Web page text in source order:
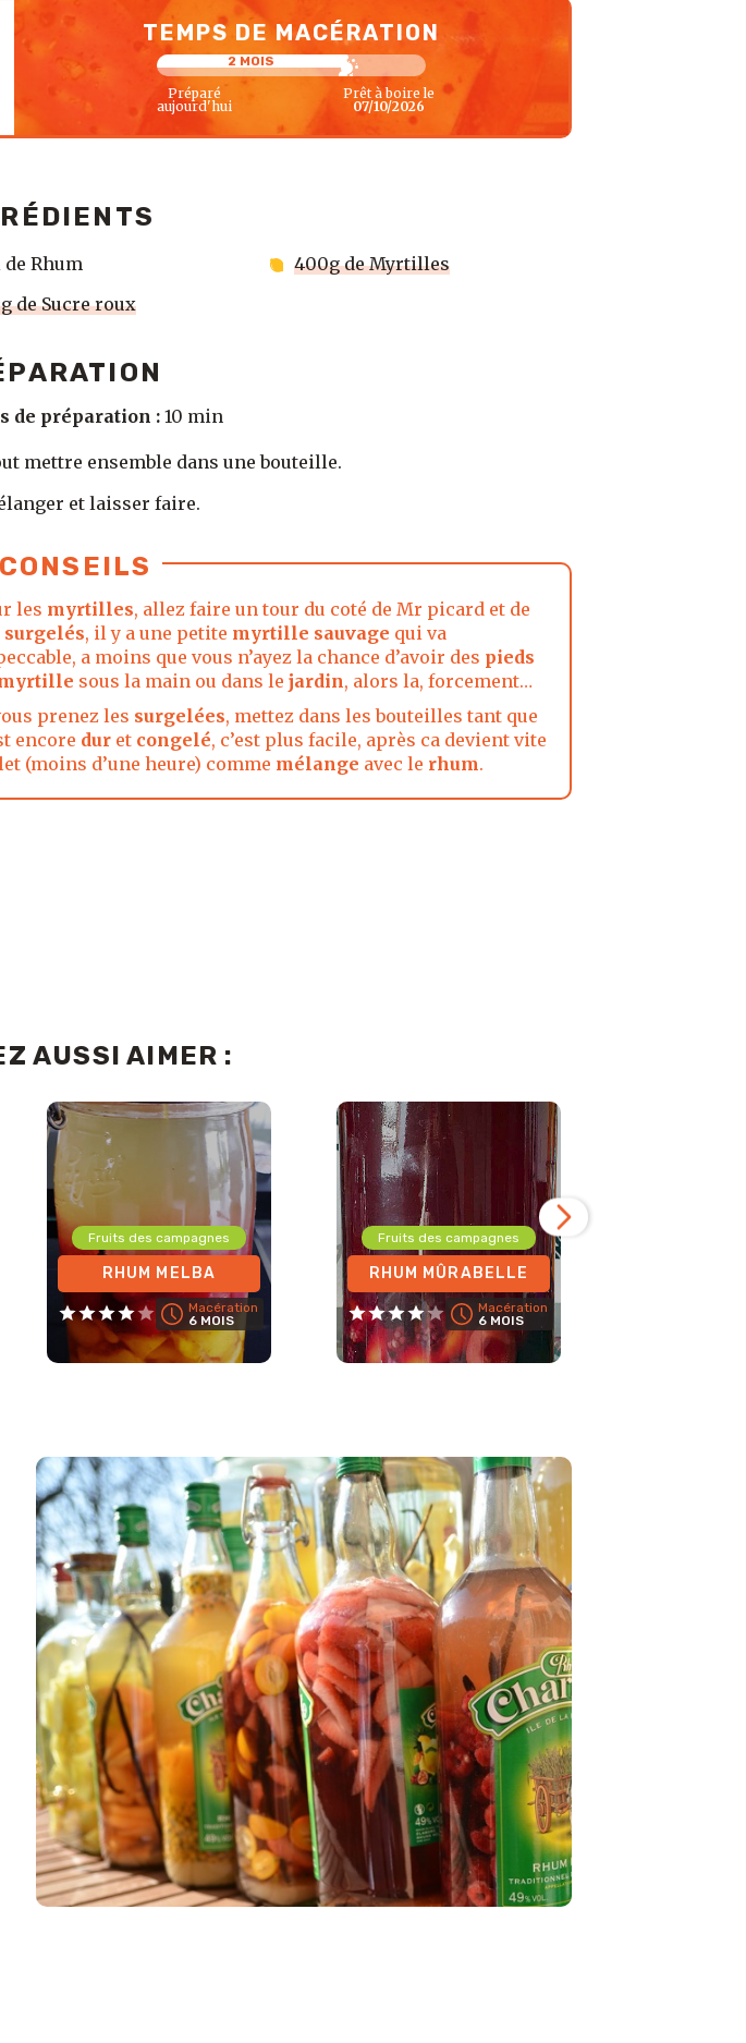
TEMPS DE MACÉRATION
2 MOIS
Préparé
aujourd'hui
Prêt à boire le
07/10/2026
de Rhum
400g de Myrtilles
de Sucre roux
de préparation : 10 min
mettre ensemble dans une bouteille.
et laisser faire.
CONSEILS
les myrtilles, allez faire un tour du coté de Mr picard et de
surgelés, il y a une petite myrtille sauvage qui va
a moins que vous n’ayez la chance d’avoir des pieds
sous la main ou dans le jardin, alors la, forcement…
prenez les surgelées, mettez dans les bouteilles tant que
encore duret congelé, c’est plus facile, après ca devient vite
(moins d’une heure) comme mélange avec le rhum.
AUSSI AIMER :
Fruits des campagnes
RHUM MELBA
Macération
6 MOIS
Fruits des campagnes
RHUM MÛRABELLE
Macération
6 MOIS